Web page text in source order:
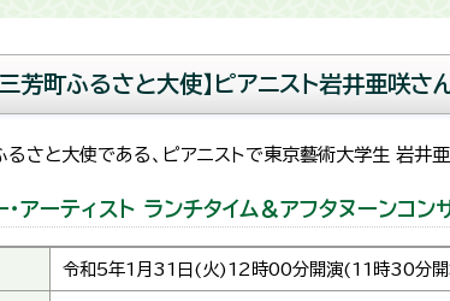
三芳町ふるさと大使】ピアニスト岩井亜咲さ
るさと大使である、ピアニストで東京藝術大学生 岩井
・アーティスト ランチタイム＆アフタヌーンコ
令和5年1月31日(火)12時00分開演(11時30分開